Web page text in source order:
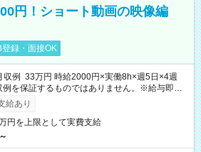
円！ショート動画の映像編
登録・面接OK
例 33万円 時給2000円×実働8h×週5日×4週
を保証するものではありません。※給与即受
可（利用条件有）
給あり
円を上限として実費支給